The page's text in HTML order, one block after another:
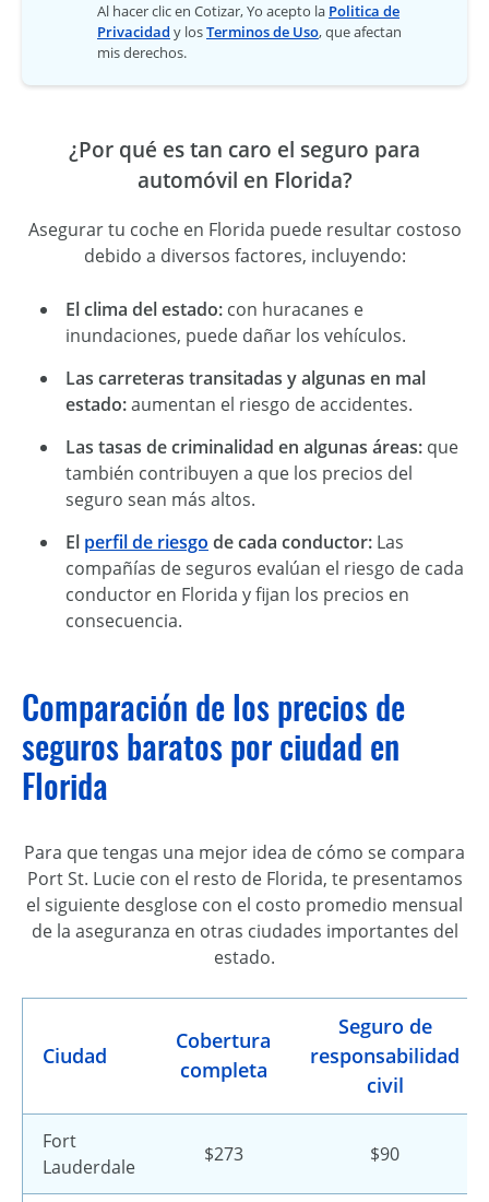
Al hacer clic en Cotizar, Yo acepto la Politica de
Privacidad y losTerminos de Uso, que afectan
mis derechos.
¿Por qué es tan caro el seguro para
automóvil en Florida?
Asegurar tu coche en Florida puede resultar costoso
debido a diversos factores, incluyendo:
El clima del estado: con huracanes e
inundaciones, puede dañar los vehículos.
Las carreteras transitadas y algunas en mal
estado:aumentan el riesgo de accidentes.
Las tasas de criminalidad en algunas áreas: que
también contribuyen a que los precios del
seguro sean más altos.
El perfil de riesgo de cada conductor: Las
compañías de seguros evalúan el riesgo de cada
conductor en Florida y fijan los precios en
consecuencia.
Comparación de los precios de
seguros baratos por ciudad en
Florida
Para que tengas una mejor idea de cómo se compara
Port St. Lucie con el resto de Florida, te presentamos
el siguiente desglose con el costo promedio mensual
de la aseguranza en otras ciudades importantes del
estado.
Ciudad
Cobertura
completa
Seguro de
responsabilidad
civil
Fort
Lauderdale
$273 $90